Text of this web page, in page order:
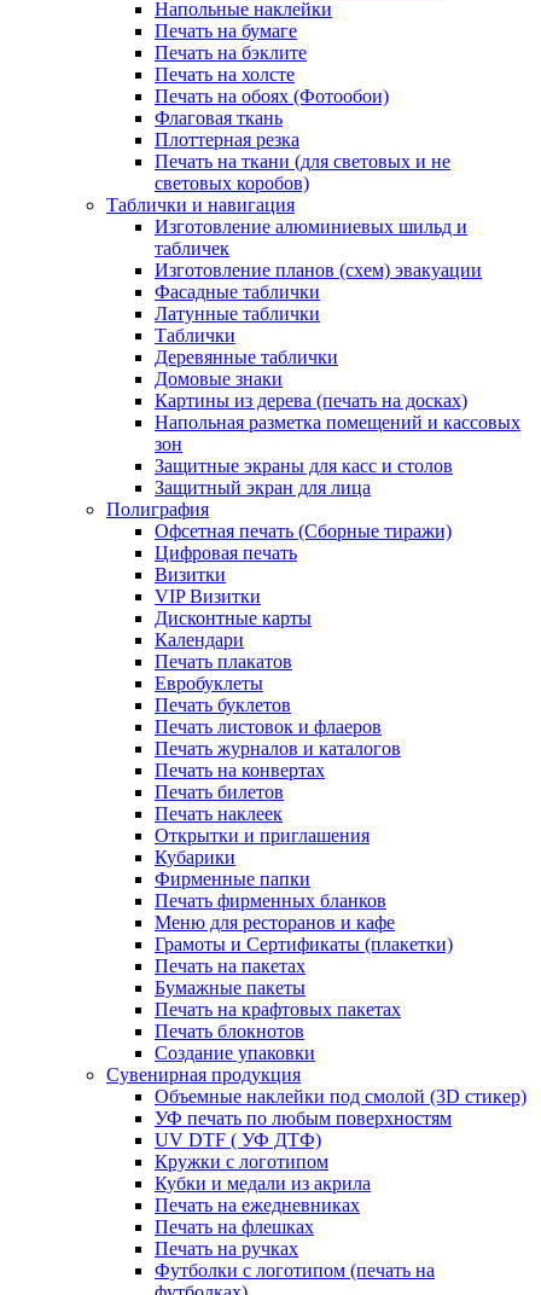
Напольные наклейки
Печать на бумаге
Печать на бэклите
Печать на холсте
Печать на обоях (Фотообои)
Флаговая ткань
Плоттерная резка
Печать на ткани (для световых и не
световых коробов)
Таблички и навигация
Изготовление алюминиевых шильд и
табличек
Изготовление планов (схем) эвакуации
Фасадные таблички
Латунные таблички
Таблички
Деревянные таблички
Домовые знаки
Картины из дерева (печать на досках)
Напольная разметка помещений и кассовых
зон
Защитные экраны для касс и столов
Защитный экран для лица
Полиграфия
Офсетная печать (Сборные тиражи)
Цифровая печать
Визитки
VIP Визитки
Дисконтные карты
Календари
Печать плакатов
Евробуклеты
Печать буклетов
Печать листовок и флаеров
Печать журналов и каталогов
Печать на конвертах
Печать билетов
Печать наклеек
Открытки и приглашения
Кубарики
Фирменные папки
Печать фирменных бланков
Меню для ресторанов и кафе
Грамоты и Сертификаты (плакетки)
Печать на пакетах
Бумажные пакеты
Печать на крафтовых пакетах
Печать блокнотов
Создание упаковки
Сувенирная продукция
Объемные наклейки под смолой (3D стикер)
УФ печать по любым поверхностям
UV DTF ( УФ ДТФ)
Кружки с логотипом
Кубки и медали из акрила
Печать на ежедневниках
Печать на флешках
Печать на ручках
Футболки с логотипом (печать на